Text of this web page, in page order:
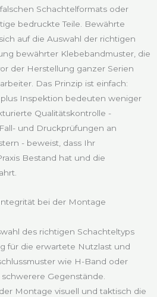
Schachtelformats oder
bedruckte Teile. Bewährte
auf die Auswahl der richtigen
bewährter Klebebandmuster, die
der Herstellung ganzer Serien
Das Prinzip ist einfach:
Inspektion bedeuten weniger
Qualitätskontrolle -
und Druckprüfungen an
- beweist, dass Ihr
Bestand hat und die
bei der Montage
des richtigen Schachteltyps
für die erwartete Nutzlast und
wie H-Band oder
Gegenstände.
Montage visuell und taktisch die